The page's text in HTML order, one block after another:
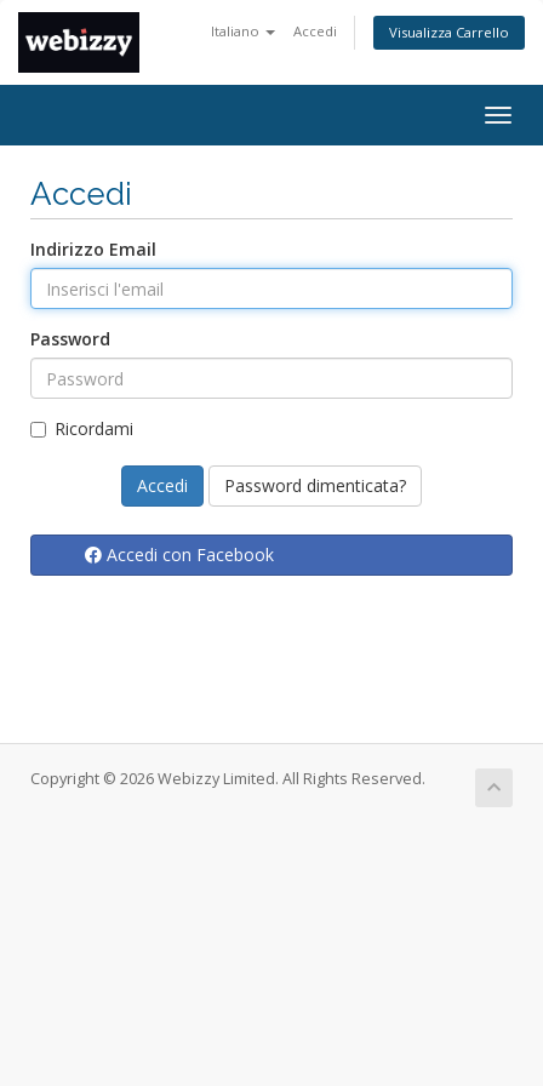
Italiano Accedi Visualizza Carrello
Accedi
Indirizzo Email
Password
Ricordami
Password dimenticata?
Accedi con Facebook
Copyright © 2026 Webizzy Limited. All Rights Reserved.